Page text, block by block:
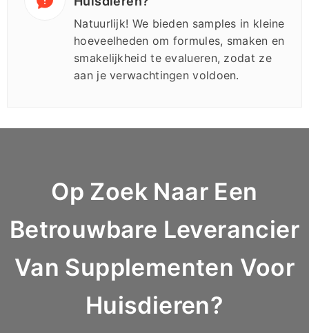
Natuurlijk! We bieden samples in kleine
hoeveelheden om formules, smaken en
smakelijkheid te evalueren, zodat ze
aan je verwachtingen voldoen.
Op Zoek Naar Een
Betrouwbare Leverancier
Van Supplementen Voor
Huisdieren?